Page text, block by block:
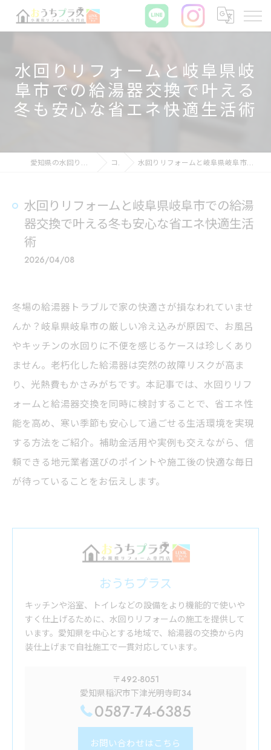
水回りリフォームと岐阜県岐
阜市での給湯器交換で叶える
冬も安心な省エネ快適生活術
愛知県の水回りリフォームならおうちプラス コラム 水回りリフォームと岐阜県岐阜市での給湯器交換で叶える冬も安心な省エネ快適生活術
水回りリフォームと岐阜県岐阜市での給湯
器交換で叶える冬も安心な省エネ快適生活
術
2026/04/08
冬場の給湯器トラブルで家の快適さが損なわれていませ
んか？岐阜県岐阜市の厳しい冷え込みが原因で、お風呂
やキッチンの水回りに不便を感じるケースは珍しくあり
ません。老朽化した給湯器は突然の故障リスクが高ま
り、光熱費もかさみがちです。本記事では、水回りリフ
ォームと給湯器交換を同時に検討することで、省エネ性
能を高め、寒い季節も安心して過ごせる生活環境を実現
する方法をご紹介。補助金活用や実例も交えながら、信
頼できる地元業者選びのポイントや施工後の快適な毎日
が待っていることをお伝えします。
おうちプラス
キッチンや浴室、トイレなどの設備をより機能的で使いや
すく仕上げるために、水回りリフォームの施工を提供して
います。愛知県を中心とする地域で、給湯器の交換から内
装仕上げまで自社施工で一貫対応しています。
〒492-8051
愛知県稲沢市下津光明寺町34
0587-74-6385
お問い合わせはこちら